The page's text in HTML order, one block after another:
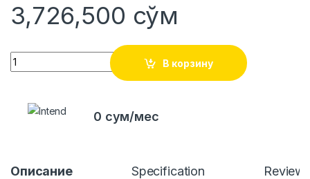
3,726,500 сўм
Quantity
В корзину
0 сум/мес
Описание Specification